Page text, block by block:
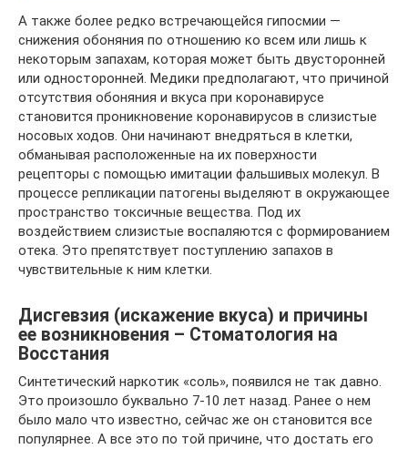
А также более редко встречающейся гипосмии —
снижения обоняния по отношению ко всем или лишь к
некоторым запахам, которая может быть двусторонней
или односторонней. Медики предполагают, что причиной
отсутствия обоняния и вкуса при коронавирусе
становится проникновение коронавирусов в слизистые
носовых ходов. Они начинают внедряться в клетки,
обманывая расположенные на их поверхности
рецепторы с помощью имитации фальшивых молекул. В
процессе репликации патогены выделяют в окружающее
пространство токсичные вещества. Под их
воздействием слизистые воспаляются с формированием
отека. Это препятствует поступлению запахов в
чувствительные к ним клетки.
Дисгевзия (искажение вкуса) и причины
ее возникновения – Стоматология на
Восстания
Синтетический наркотик «соль», появился не так давно.
Это произошло буквально 7-10 лет назад. Ранее о нем
было мало что известно, сейчас же он становится все
популярнее. А все это по той причине, что достать его